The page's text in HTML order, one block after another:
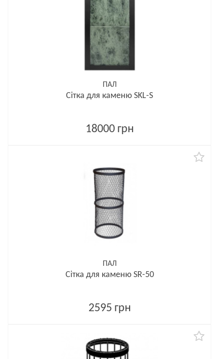
ПАЛ
Сітка для каменю SKL-S
18000 грн
ПАЛ
Сітка для каменю SR-50
2595 грн